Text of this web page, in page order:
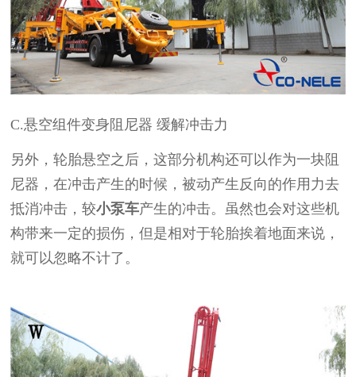
C.悬空组件变身阻尼器 缓解冲击力
另外，轮胎悬空之后，这部分机构还可以作为一块阻
尼器，在冲击产生的时候，被动产生反向的作用力去
抵消冲击，较小泵车产生的冲击。虽然也会对这些机
构带来一定的损伤，但是相对于轮胎挨着地面来说，
就可以忽略不计了。